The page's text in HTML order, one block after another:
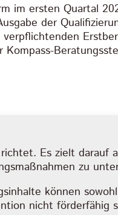
im ersten Quartal
der
Es zielt darauf
zu
können
nicht förderfähig